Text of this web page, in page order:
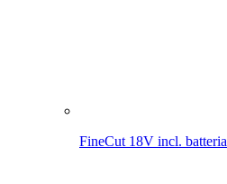
FineCut 18V incl. batteria